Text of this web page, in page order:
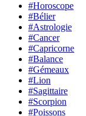
#Horoscope
#Bélier
#Astrologie
#Cancer
#Capricorne
#Balance
#Gémeaux
#Lion
#Sagittaire
#Scorpion
#Poissons